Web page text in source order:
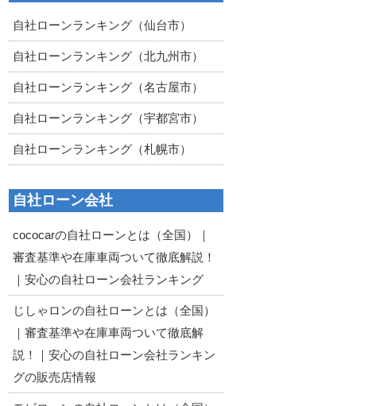
自社ローンランキング（仙台市）
自社ローンランキング（北九州市）
自社ローンランキング（名古屋市）
自社ローンランキング（宇都宮市）
自社ローンランキング（札幌市）
自社ローン会社
cococarの自社ローンとは（全国）｜
審査基準や在庫車両ついて徹底解説！
｜安心の自社ローン会社ランキング
じしゃロンの自社ローンとは（全国）
｜審査基準や在庫車両ついて徹底解
説！｜安心の自社ローン会社ランキン
グの販売店情報